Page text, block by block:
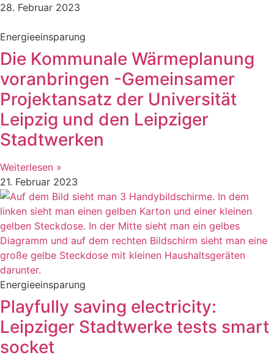
28. Februar 2023
Energieeinsparung
Die Kommunale Wärmeplanung
voranbringen -Gemeinsamer
Projektansatz der Universität
Leipzig und den Leipziger
Stadtwerken
Weiterlesen »
21. Februar 2023
Energieeinsparung
Playfully saving electricity:
Leipziger Stadtwerke tests smart
socket